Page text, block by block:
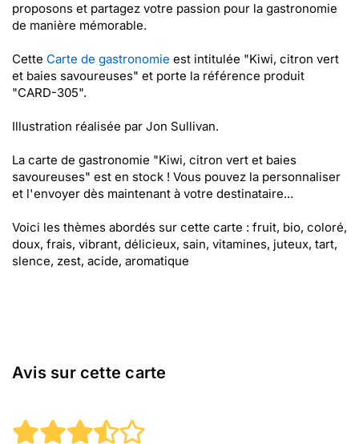
proposons et partagez votre passion pour la gastronomie
de manière mémorable.
Cette Carte de gastronomie est intitulée "Kiwi, citron vert
et baies savoureuses" et porte la référence produit
"CARD-305".
Illustration réalisée par Jon Sullivan.
La carte de gastronomie "Kiwi, citron vert et baies
savoureuses" est en stock ! Vous pouvez la personnaliser
et l'envoyer dès maintenant à votre destinataire...
Voici les thèmes abordés sur cette carte : fruit, bio, coloré,
doux, frais, vibrant, délicieux, sain, vitamines, juteux, tart,
slence, zest, acide, aromatique
Avis sur cette carte